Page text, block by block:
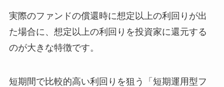
実際のファンドの償還時に想定以上の利回りが出
た場合に、想定以上の利回りを投資家に還元する
のが大きな特徴です。
短期間で比較的高い利回りを狙う「短期運用型フ